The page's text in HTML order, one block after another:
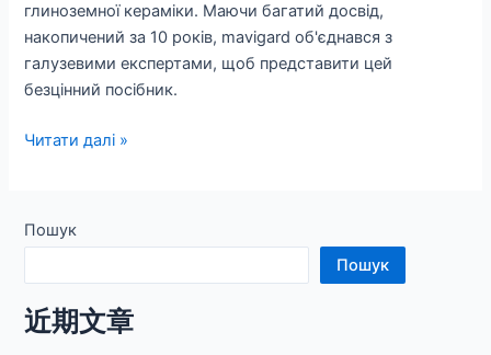
глиноземної кераміки. Маючи багатий досвід,
накопичений за 10 років, mavigard об'єднався з
галузевими експертами, щоб представити цей
безцінний посібник.
Покращення
Ми
посібник
Читати далі »
Пошук
Пошук
近期文章